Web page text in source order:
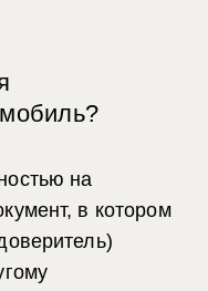
на
в котором